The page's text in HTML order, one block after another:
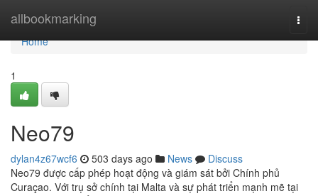
allbookmarking
Home
Home
1
Neo79
dylan4z67wcf6 503 days ago News
Discuss
Neo79 được cấp phép hoạt động và giám sát bởi Chính phủ
Curaçao. Với trụ sở chính tại Malta và sự phát triển mạnh mẽ tại